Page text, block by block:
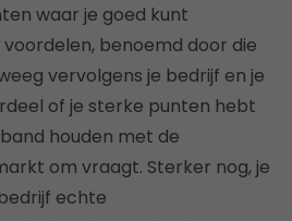
waar je goed kunt
benoemd door die
vervolgens je bedrijf en je
of je sterke punten hebt
houden met de
om vraagt. Sterker nog, je
echte